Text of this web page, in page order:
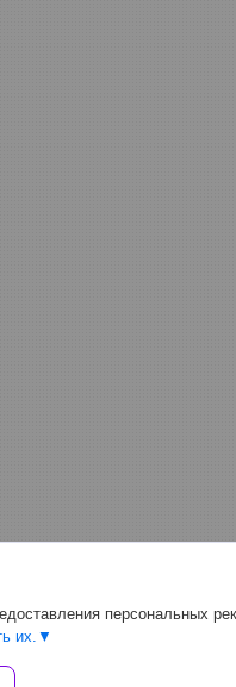
персональных
их.